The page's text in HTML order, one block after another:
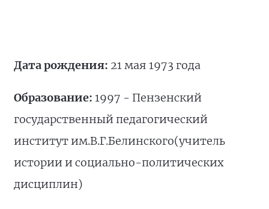
Дата рождения: 21 мая 1973 года
Образование: 1997 - Пензенский
государственный педагогический
институт им.В.Г.Белинского(учитель
истории и социально-политических
дисциплин)